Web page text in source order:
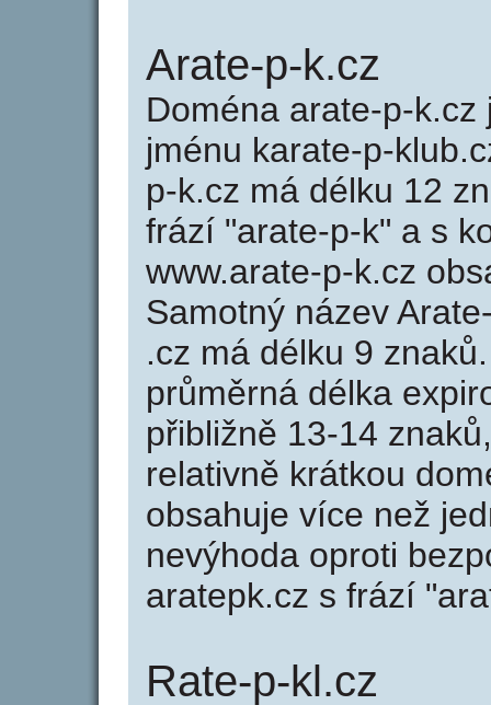
Arate-p-k.cz
Doména arate-p-
jménu karate-p-
p-k.cz má délku 12
frází "arate-p-k" a s
www.arate-p-k.cz
Samotný název
.cz má délku 9
průměrná délka
přibližně 13-14
relativně krátkou
obsahuje více než
nevýhoda oproti
aratepk.cz s frází
Rate-p-kl.cz